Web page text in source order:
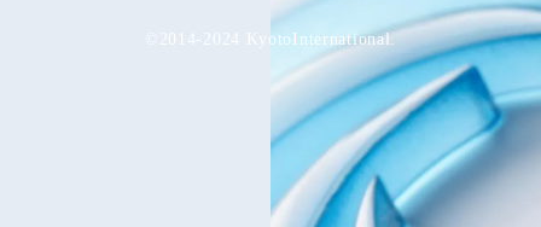
©2014-2024 KyotoInternational.